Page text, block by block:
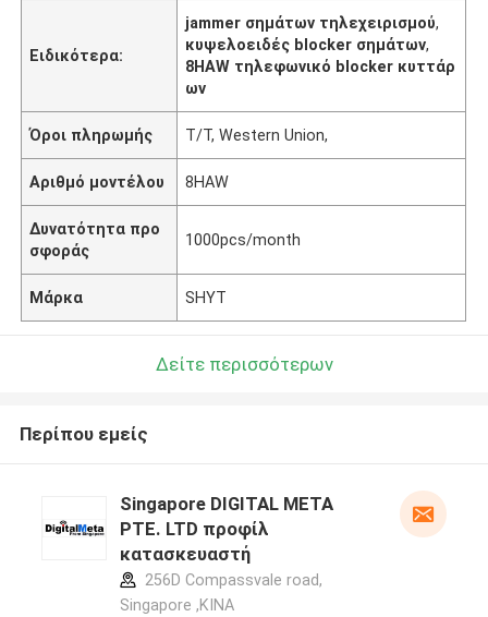
Ειδικότερα:
jammer σημάτων τηλεχειρισμού,
κυψελοειδές blocker σημάτων,
8HAW τηλεφωνικό blocker κυττάρ
ων
Όροι πληρωμής T/T, Western Union,
Αριθμό μοντέλου 8HAW
Δυνατότητα προ
σφοράς
1000pcs/month
Μάρκα SHYT
Δείτε περισσότερων
Περίπου εμείς
Singapore DIGITAL META
PTE. LTD προφίλ
κατασκευαστή
256D Compassvale road,
Singapore ,ΚΙΝΑ